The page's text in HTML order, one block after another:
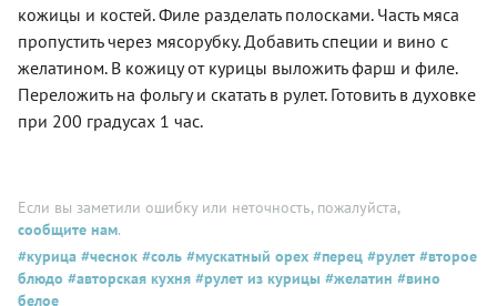
кожицы и костей. Филе разделать полосками. Часть мяса
пропустить через мясорубку. Добавить специи и вино с
желатином. В кожицу от курицы выложить фарш и филе.
Переложить на фольгу и скатать в рулет. Готовить в духовке
при 200 градусах 1 час.
Если вы заметили ошибку или неточность, пожалуйста,
сообщите нам.
#курица #чеснок #соль #мускатный орех #перец #рулет #второе
блюдо #авторская кухня #рулет из курицы #желатин #вино
белое